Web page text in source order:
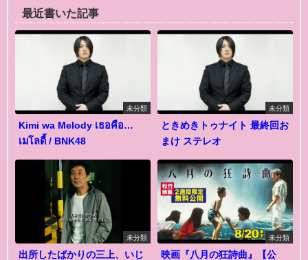
最近書いた記事
未分類
Kimi wa Melody เธอคือ…
เมโลดี้ / BNK48
未分類
ときめきトゥナイト 最終回お
まけ ステレオ
未分類
出所したばかりの三上、いじ
未分類
映画『八月の狂詩曲』【公